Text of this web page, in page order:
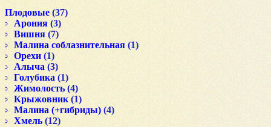
Плодовые (37)
Арония (3)
Вишня (7)
Малина соблазнительная (1)
Орехи (1)
Алыча (3)
Голубика (1)
Жимолость (4)
Крыжовник (1)
Малина (+гибриды) (4)
Хмель (12)